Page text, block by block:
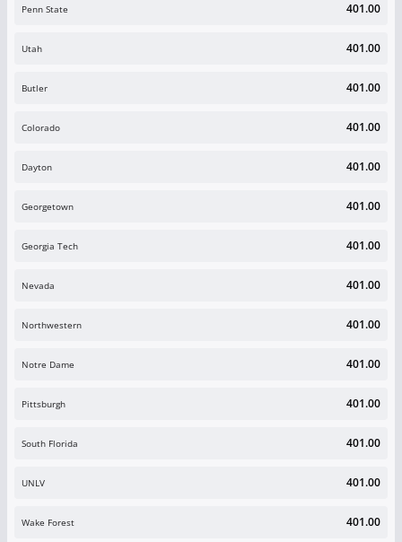
Penn State 401.00
Utah 401.00
Butler 401.00
Colorado 401.00
Dayton 401.00
Georgetown 401.00
Georgia Tech 401.00
Nevada 401.00
Northwestern 401.00
Notre Dame 401.00
Pittsburgh 401.00
South Florida 401.00
UNLV 401.00
Wake Forest 401.00